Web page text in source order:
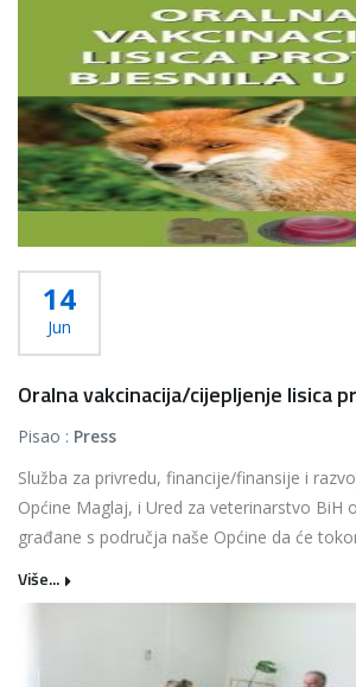
14
Jun
Oralna vakcinacija/cijepljenje lisica
Pisao : Press
Služba za privredu, financije/finansije i
Općine Maglaj, i Ured za veterinarstvo BiH
građane s područja naše Općine da će
Više...